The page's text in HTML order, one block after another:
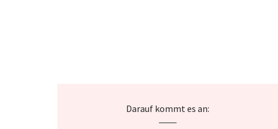
Darauf kommt es an: